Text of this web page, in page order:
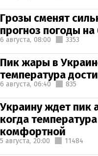
Грозы сменят
прогноз погоды
6 августа, 08:00 3353
Пик жары в
температура
6 августа, 06:40 835
Украину ждет
когда
комфортной
5 августа, 20:00 11484